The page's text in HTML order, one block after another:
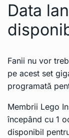
Data
Fanii nu vor
pe acest set
programată
Membrii Lego
începând cu 1
disponibil